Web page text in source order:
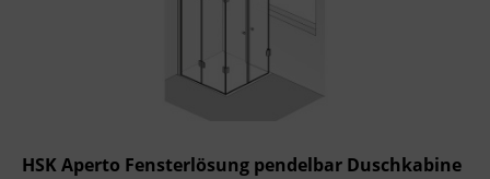
HSK Aperto Fensterlösung pendelbar Duschkabine